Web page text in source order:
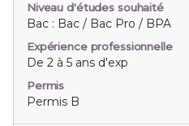
Niveau d'études souhaité
Bac : Bac / Bac Pro / BPA
Expérience professionnelle
De 2 à 5 ans d'exp
Permis
Permis B